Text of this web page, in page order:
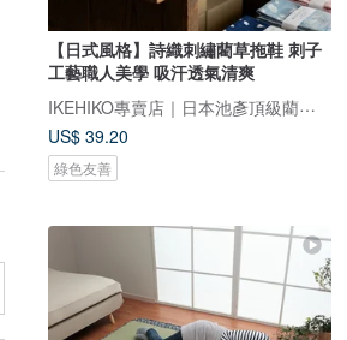
【日式風格】詩織刺繡藺草拖鞋 刺子
工藝職人美學 吸汗透氣清爽
IKEHIKO專賣店｜日本池彥頂級藺草製品｜讓生活與自然更靠近
US$ 39.20
綠色友善